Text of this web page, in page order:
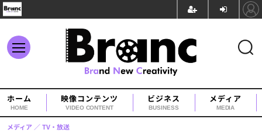
ホーム
HOME
映像コンテンツ
VIDEO CONTENT
ビジネス
BUSINESS
メディア
MEDIA
メディア TV・放送